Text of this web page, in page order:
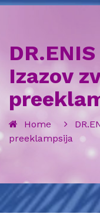
Izazov
Home
preeklampsija